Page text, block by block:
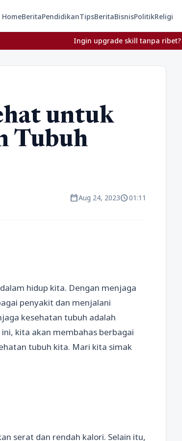
HomeBeritaPendidikanTipsBeritaBisnisPolitikReligi
Ingin upgrade skill tanpa ribet? Temukan
untuk
Tubuh
calendar_todayAug 24, 2023schedule01:11
hidup kita. Dengan menjaga
penyakit dan menjalani
kesehatan tubuh adalah
kita akan membahas berbagai
tubuh kita. Mari kita simak
serat dan rendah kalori. Selain itu,